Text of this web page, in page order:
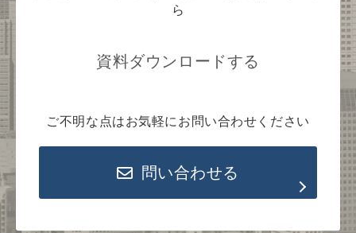
ら
資料ダウンロードする
ご不明な点はお気軽にお問い合わせください
問い合わせる